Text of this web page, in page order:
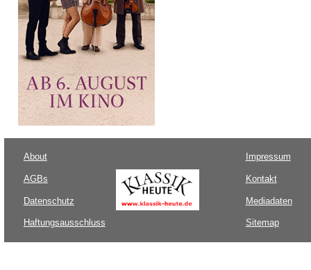
About
AGBs
Datenschutz
Haftungsausschluss
Impressum
Kontakt
Mediadaten
Sitemap